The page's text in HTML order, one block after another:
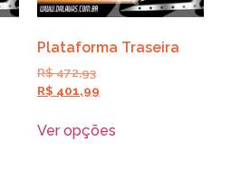
Plataforma Traseira
R$472,93
R$ 401,99
Ver opções